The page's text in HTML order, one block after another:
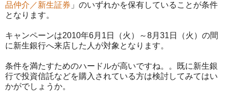
品仲介／新生証券 」のいずれかを保有していることが条件
となります。
キャンペーンは2010年6月1日（火）～8月31日（火）の間
に新生銀行へ来店した人が対象となります。
条件を満たすためのハードルが高いですね。。既に新生銀
行で投資信託などを購入されている方は検討してみてはい
かがでしょうか。